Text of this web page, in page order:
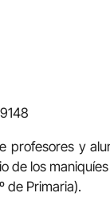
profesores y
de los
de Primaria).